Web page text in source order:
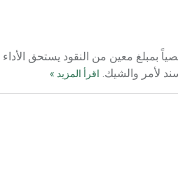
بمبلغ معين من النقود يستحق
لأمر والشيك. اقرأ المزيد »